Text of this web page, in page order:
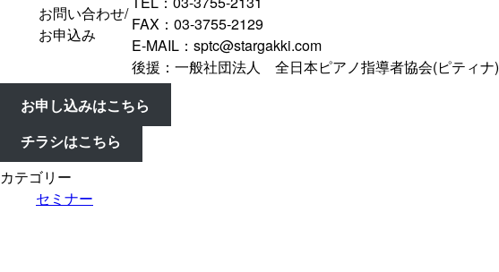
お問い合わせ/
お申込み
FAX：03-3755-2129
E-MAIL：sptc@stargakki.com
後援：一般社団法人 全日本ピアノ指導者協会(ピティナ)
お申し込みはこちら
チラシはこちら
カテゴリー
セミナー